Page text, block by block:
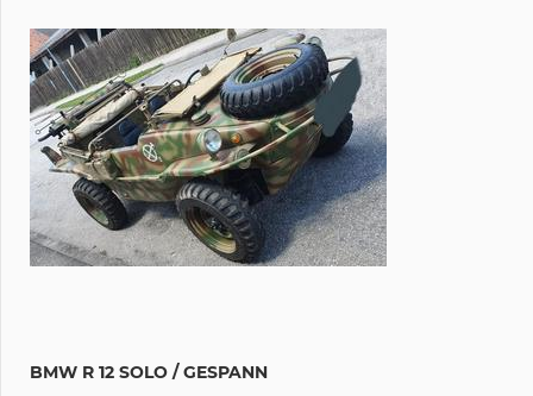
BMW R 12 SOLO / GESPANN